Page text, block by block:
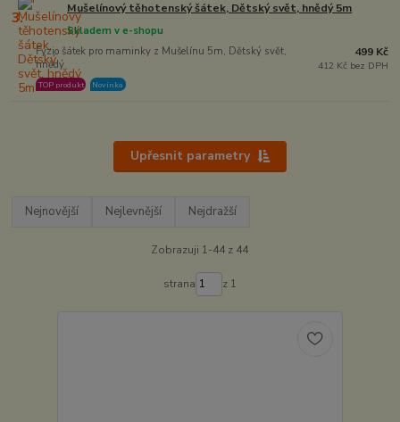
3. Mušelínový těhotenský šátek, Dětský svět, hnědý 5m
Fyzio šátek pro maminky z Mušelínu 5m, Dětský svět,
hnědý
Skladem v e-shopu
TOP produkt Novinka
499 Kč
412 Kč bez DPH
Upřesnit parametry
Nejnovější Nejlevnější Nejdražší
Zobrazuji 1-44 z 44
strana z 1